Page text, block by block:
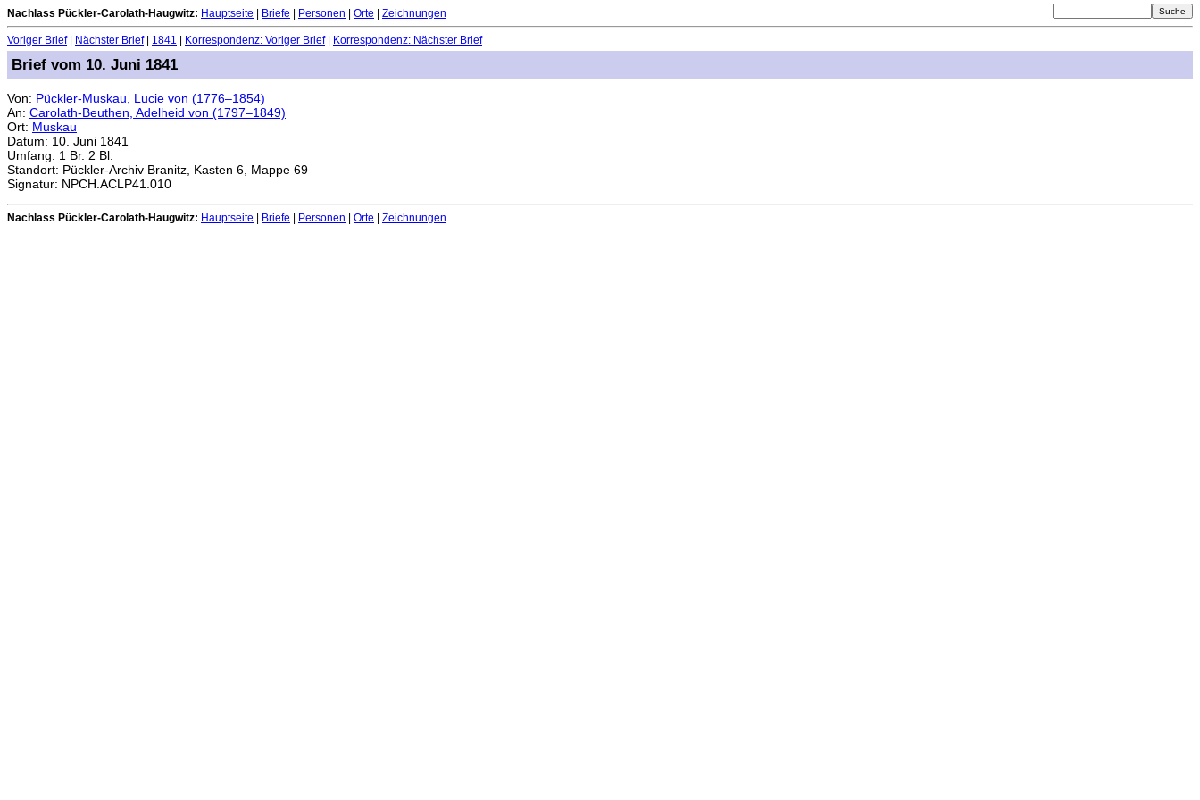
Nachlass Pückler-Carolath-Haugwitz: Hauptseite Briefe Personen Orte Zeichnungen
Voriger Brief| Nächster Brief| 1841 Korrespondenz: Voriger Brief| Korrespondenz: Nächster Brief
Brief vom 10. Juni 1841
Von: Pückler-Muskau, Lucie von (1776–1854)
An: Carolath-Beuthen, Adelheid von (1797–1849)
Ort: Muskau
Datum: 10. Juni 1841
Umfang: 1 Br. 2 Bl.
Standort: Pückler-Archiv Branitz, Kasten 6, Mappe 69
Signatur: NPCH.ACLP41.010
Nachlass Pückler-Carolath-Haugwitz: Hauptseite Briefe Personen Orte Zeichnungen